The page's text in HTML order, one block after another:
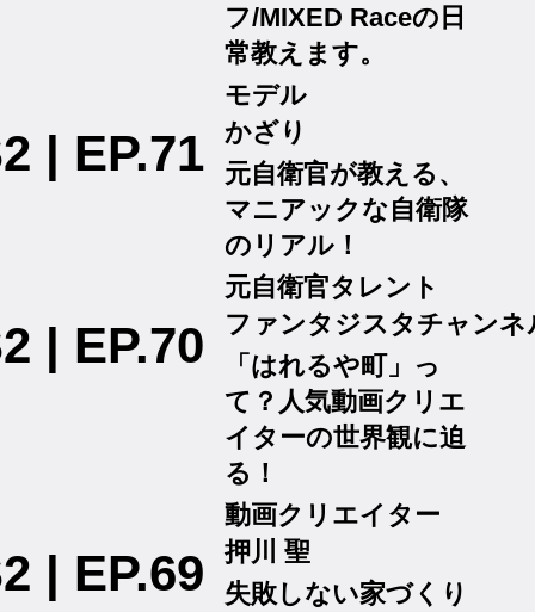
モデル
フ/MIXED Raceの日
常教えます。
| EP.71 かざり
元自衛官タレント
元自衛官が教える、
マニアックな自衛隊
のリアル！
| EP.70 ファンタジスタチャンネ
動画クリエイター
「はれるや町」っ
て？人気動画クリエ
イターの世界観に迫
る！
| EP.69 押川 聖
失敗しない家づくり